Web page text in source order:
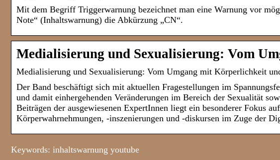
Mit dem Begriff Triggerwarnung bezeichnet man eine Warnung vor
Note“ (Inhaltswarnung) die Abkürzung „CN“.
Medialisierung und Sexualisierung: Vom
Medialisierung und Sexualisierung: Vom Umgang mit Körperlichkeit
Der Band beschäftigt sich mit aktuellen Fragestellungen im
und damit einhergehenden Veränderungen im Bereich der Sexualität
Beiträgen der ausgewiesenen ExpertInnen liegt ein besonderer Fokus
Körperwahrnehmungen, -inszenierungen und -diskursen im Zuge der
Keywords: inhaltswarnung youtube